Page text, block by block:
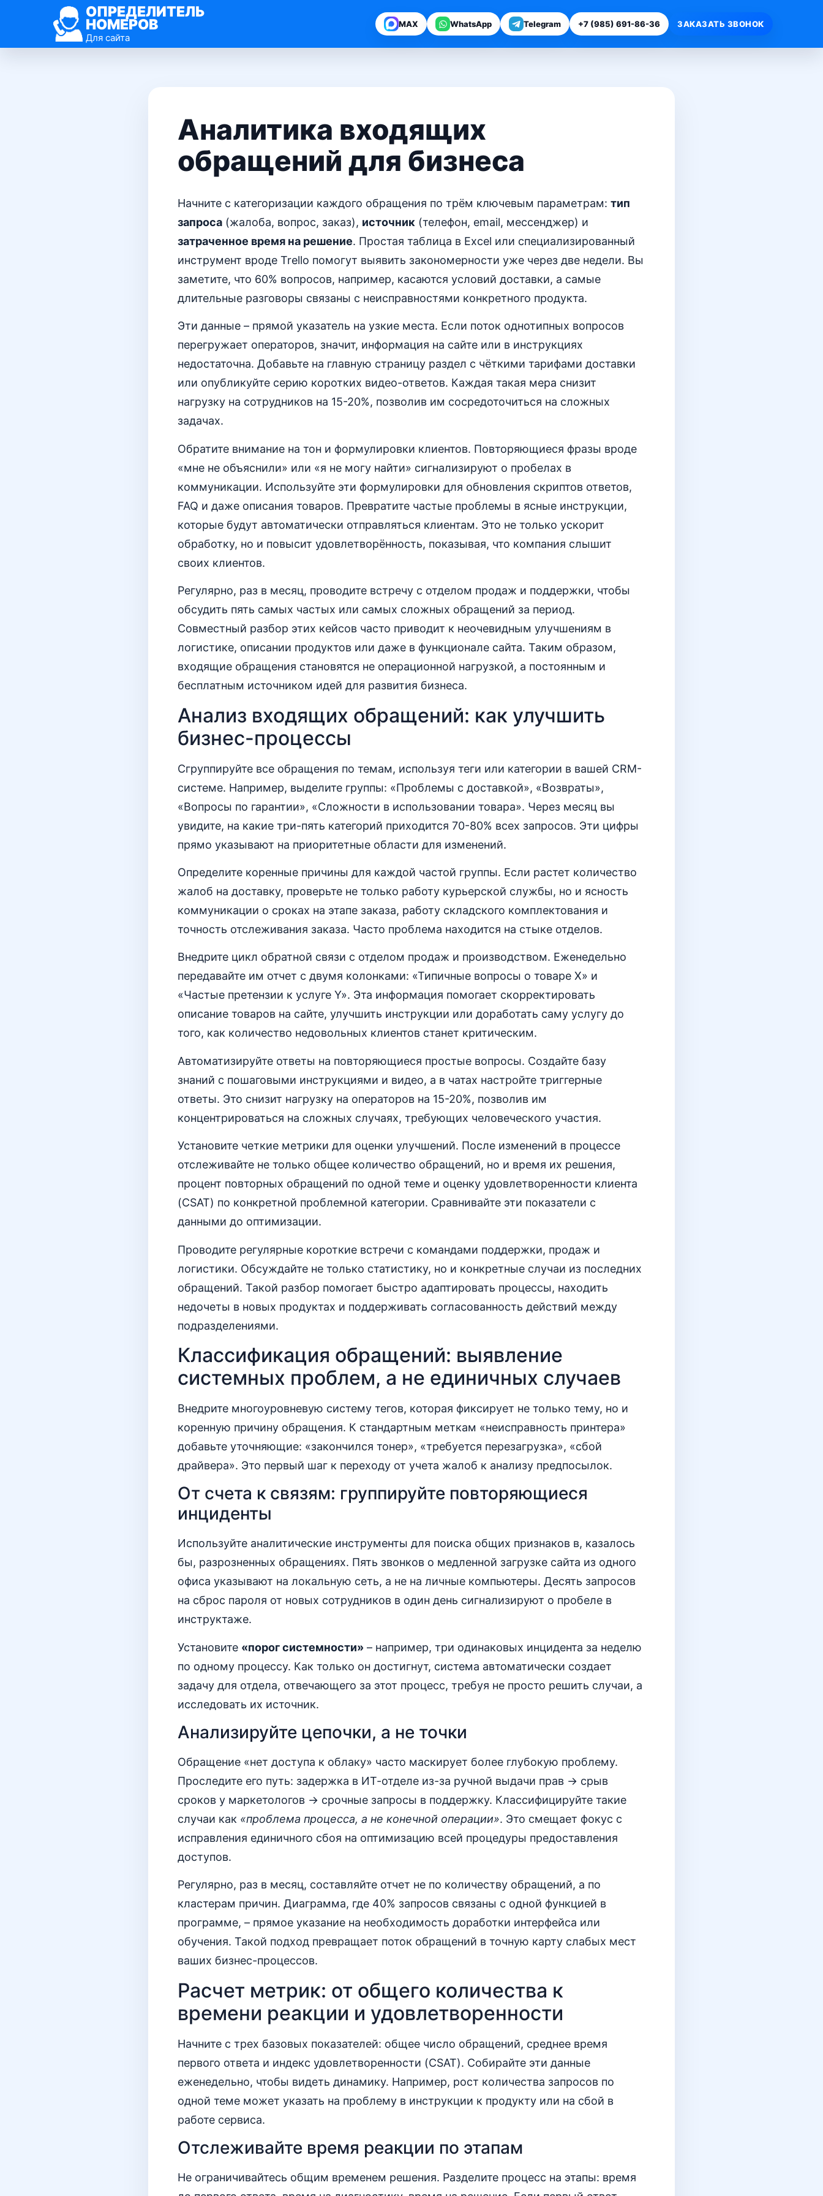
ОПРЕДЕЛИТЕЛЬ
НОМЕРОВ
Для сайта
MAX WhatsApp Telegram +7 (985) 691-86-36 ЗАКАЗАТЬ ЗВОНОК
Аналитика входящих
обращений для бизнеса
Начните с категоризации каждого обращения по трём ключевым параметрам: тип
запроса (жалоба, вопрос, заказ), источник (телефон, email, мессенджер) и
затраченное время на решение. Простая таблица в Excel или специализированный
инструмент вроде Trello помогут выявить закономерности уже через две недели. Вы
заметите, что 60% вопросов, например, касаются условий доставки, а самые
длительные разговоры связаны с неисправностями конкретного продукта.
Эти данные – прямой указатель на узкие места. Если поток однотипных вопросов
перегружает операторов, значит, информация на сайте или в инструкциях
недостаточна. Добавьте на главную страницу раздел с чёткими тарифами доставки
или опубликуйте серию коротких видео-ответов. Каждая такая мера снизит
нагрузку на сотрудников на 15-20%, позволив им сосредоточиться на сложных
задачах.
Обратите внимание на тон и формулировки клиентов. Повторяющиеся фразы вроде
«мне не объяснили» или «я не могу найти» сигнализируют о пробелах в
коммуникации. Используйте эти формулировки для обновления скриптов ответов,
FAQ и даже описания товаров. Превратите частые проблемы в ясные инструкции,
которые будут автоматически отправляться клиентам. Это не только ускорит
обработку, но и повысит удовлетворённость, показывая, что компания слышит
своих клиентов.
Регулярно, раз в месяц, проводите встречу с отделом продаж и поддержки, чтобы
обсудить пять самых частых или самых сложных обращений за период.
Совместный разбор этих кейсов часто приводит к неочевидным улучшениям в
логистике, описании продуктов или даже в функционале сайта. Таким образом,
входящие обращения становятся не операционной нагрузкой, а постоянным и
бесплатным источником идей для развития бизнеса.
Анализ входящих обращений: как улучшить
бизнес-процессы
Сгруппируйте все обращения по темам, используя теги или категории в вашей CRM-
системе. Например, выделите группы: «Проблемы с доставкой», «Возвраты»,
«Вопросы по гарантии», «Сложности в использовании товара». Через месяц вы
увидите, на какие три-пять категорий приходится 70-80% всех запросов. Эти цифры
прямо указывают на приоритетные области для изменений.
Определите коренные причины для каждой частой группы. Если растет количество
жалоб на доставку, проверьте не только работу курьерской службы, но и ясность
коммуникации о сроках на этапе заказа, работу складского комплектования и
точность отслеживания заказа. Часто проблема находится на стыке отделов.
Внедрите цикл обратной связи с отделом продаж и производством. Еженедельно
передавайте им отчет с двумя колонками: «Типичные вопросы о товаре Х» и
«Частые претензии к услуге Y». Эта информация помогает скорректировать
описание товаров на сайте, улучшить инструкции или доработать саму услугу до
того, как количество недовольных клиентов станет критическим.
Автоматизируйте ответы на повторяющиеся простые вопросы. Создайте базу
знаний с пошаговыми инструкциями и видео, а в чатах настройте триггерные
ответы. Это снизит нагрузку на операторов на 15-20%, позволив им
концентрироваться на сложных случаях, требующих человеческого участия.
Установите четкие метрики для оценки улучшений. После изменений в процессе
отслеживайте не только общее количество обращений, но и время их решения,
процент повторных обращений по одной теме и оценку удовлетворенности клиента
(CSAT) по конкретной проблемной категории. Сравнивайте эти показатели с
данными до оптимизации.
Проводите регулярные короткие встречи с командами поддержки, продаж и
логистики. Обсуждайте не только статистику, но и конкретные случаи из последних
обращений. Такой разбор помогает быстро адаптировать процессы, находить
недочеты в новых продуктах и поддерживать согласованность действий между
подразделениями.
Классификация обращений: выявление
системных проблем, а не единичных случаев
Внедрите многоуровневую систему тегов, которая фиксирует не только тему, но и
коренную причину обращения. К стандартным меткам «неисправность принтера»
добавьте уточняющие: «закончился тонер», «требуется перезагрузка», «сбой
драйвера». Это первый шаг к переходу от учета жалоб к анализу предпосылок.
От счета к связям: группируйте повторяющиеся
инциденты
Используйте аналитические инструменты для поиска общих признаков в, казалось
бы, разрозненных обращениях. Пять звонков о медленной загрузке сайта из одного
офиса указывают на локальную сеть, а не на личные компьютеры. Десять запросов
на сброс пароля от новых сотрудников в один день сигнализируют о пробеле в
инструктаже.
Установите «порог системности» – например, три одинаковых инцидента за неделю
по одному процессу. Как только он достигнут, система автоматически создает
задачу для отдела, отвечающего за этот процесс, требуя не просто решить случаи, а
исследовать их источник.
Анализируйте цепочки, а не точки
Обращение «нет доступа к облаку» часто маскирует более глубокую проблему.
Проследите его путь: задержка в ИТ-отделе из-за ручной выдачи прав → срыв
сроков у маркетологов → срочные запросы в поддержку. Классифицируйте такие
случаи как «проблема процесса, а не конечной операции». Это смещает фокус с
исправления единичного сбоя на оптимизацию всей процедуры предоставления
доступов.
Регулярно, раз в месяц, составляйте отчет не по количеству обращений, а по
кластерам причин. Диаграмма, где 40% запросов связаны с одной функцией в
программе, – прямое указание на необходимость доработки интерфейса или
обучения. Такой подход превращает поток обращений в точную карту слабых мест
ваших бизнес-процессов.
Расчет метрик: от общего количества к
времени реакции и удовлетворенности
Начните с трех базовых показателей: общее число обращений, среднее время
первого ответа и индекс удовлетворенности (CSAT). Собирайте эти данные
еженедельно, чтобы видеть динамику. Например, рост количества запросов по
одной теме может указать на проблему в инструкции к продукту или на сбой в
работе сервиса.
Отслеживайте время реакции по этапам
Не ограничивайтесь общим временем решения. Разделите процесс на этапы: время